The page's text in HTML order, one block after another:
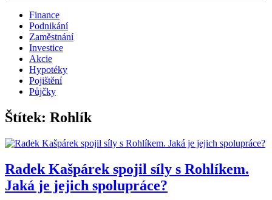
Finance
Podnikání
Zaměstnání
Investice
Akcie
Hypotéky
Pojištění
Půjčky
Štítek: Rohlík
Radek Kašpárek spojil síly s Rohlíkem.
Jaká je jejich spolupráce?